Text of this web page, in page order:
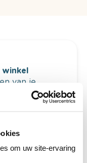
om uw site-ervaring
winkel
van je
kleuren te